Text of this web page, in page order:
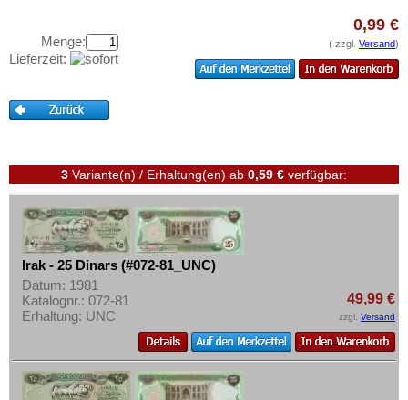
Kambodscha
Katar
Kirgisistan
Korea (alt)
Kuwait
Laos
Libanon
Macao
Malaya
Malaya & Britisch Borneo
Malaysia
Banknotenbriefe
Kataloge
Gutscheine
Ihre Bewertungen
Kontakt
Informationen
Preislisten
Ankauf
Erhaltungsgrade
Gratisbanknoten
FAQ
Menge:
Lieferzeit:
0,99 €
( zzgl. Versand)
3 Variante(n) / Erhaltung(en) ab 0,59 € verfügbar:
Irak - 25 Dinars (#072-81_UNC)
Datum: 1981
Katalognr.: 072-81
Erhaltung: UNC
49,99 €
zzgl. Versand